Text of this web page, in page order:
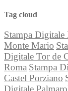
Tag cloud
Stampa
Monte Mario
Digitale Tor de
Roma Stampa
Castel Porziano
Digitale